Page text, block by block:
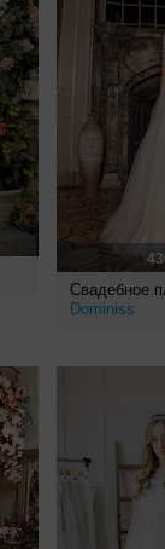
Свадебное
Dominiss